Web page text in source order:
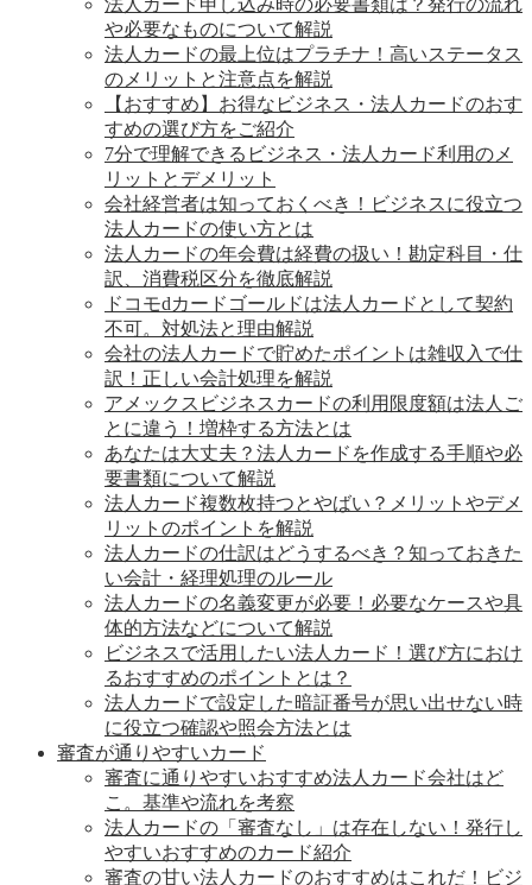
法人カード申し込み時の必要書類は？発行の流れ
や必要なものについて解説
法人カードの最上位はプラチナ！高いステータス
のメリットと注意点を解説
【おすすめ】お得なビジネス・法人カードのおす
すめの選び方をご紹介
7分で理解できるビジネス・法人カード利用のメ
リットとデメリット
会社経営者は知っておくべき！ビジネスに役立つ
法人カードの使い方とは
法人カードの年会費は経費の扱い！勘定科目・仕
訳、消費税区分を徹底解説
ドコモdカードゴールドは法人カードとして契約
不可。対処法と理由解説
会社の法人カードで貯めたポイントは雑収入で仕
訳！正しい会計処理を解説
アメックスビジネスカードの利用限度額は法人ご
とに違う！増枠する方法とは
あなたは大丈夫？法人カードを作成する手順や必
要書類について解説
法人カード複数枚持つとやばい？メリットやデメ
リットのポイントを解説
法人カードの仕訳はどうするべき？知っておきた
い会計・経理処理のルール
法人カードの名義変更が必要！必要なケースや具
体的方法などについて解説
ビジネスで活用したい法人カード！選び方におけ
るおすすめのポイントとは？
法人カードで設定した暗証番号が思い出せない時
に役立つ確認や照会方法とは
審査が通りやすいカード
審査に通りやすいおすすめ法人カード会社はど
こ。基準や流れを考察
法人カードの「審査なし」は存在しない！発行し
やすいおすすめのカード紹介
審査の甘い法人カードのおすすめはこれだ！ビジ